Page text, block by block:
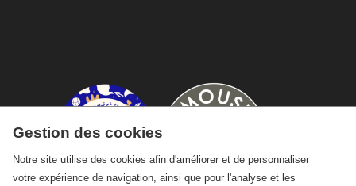
Gestion des cookies
Notre site utilise des cookies afin d'améliorer et de personnaliser
votre expérience de navigation, ainsi que pour l'analyse et les